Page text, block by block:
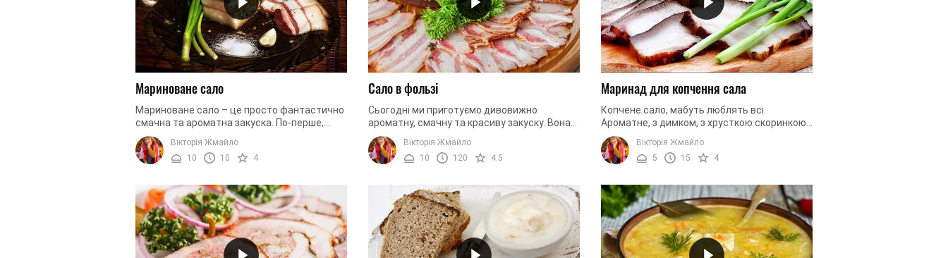
Мариноване сало
Мариноване сало – це просто фантастично
смачна та ароматна закуска. По-перше,
вона надзвичайно ситна та поживна. По-
друге, вона має надзвичайно ...
Вікторія Жмайло
10
10 4
Сало в фользі
Сьогодні ми приготуємо дивовижно
ароматну, смачну та красиву закуску. Вона
сподобається усім без винятку вашим
друзям та рідним. Страва легка у ...
Вікторія Жмайло
10
120 4.5
Маринад для копчення сала
Копчене сало, мабуть люблять всі.
Ароматне, з димком, з хрусткою скоринкою.
Ну що може бути смачніше? Однак, як не
дивно, коптити сало в домашніх ...
Вікторія Жмайло
5
15 4